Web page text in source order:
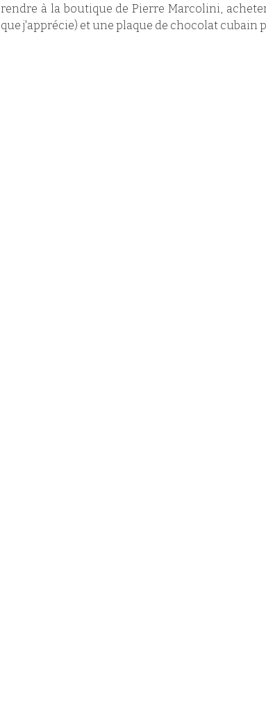
rendre à la boutique de Pierre Marcolini,
que j'apprécie) et une plaque de chocolat cubain